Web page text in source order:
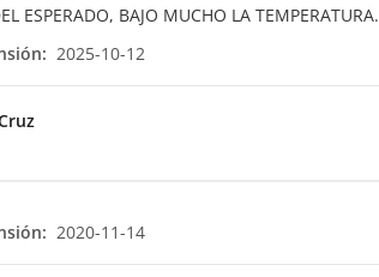
ESPERADO, BAJO MUCHO LA TEMPERATURA.
2025-10-12
2020-11-14